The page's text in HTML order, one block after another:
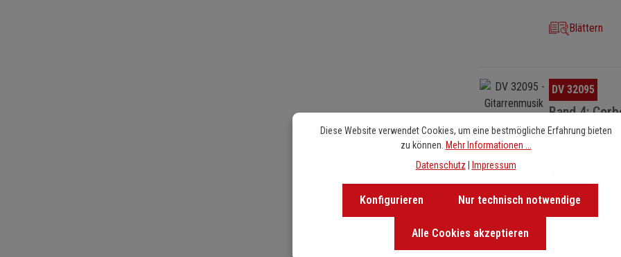
Blättern
Bildergalerie überspringen
DV 32095
Band 4:
EAN:
64 Seiten / 21
Weitere
Diese Website verwendet Cookies, um eine bestmögliche Erfahrung bieten
zu können. Mehr Informationen ...
Datenschutz | Impressum
Nur technisch notwendige
Konfigurieren
Alle Cookies akzeptieren